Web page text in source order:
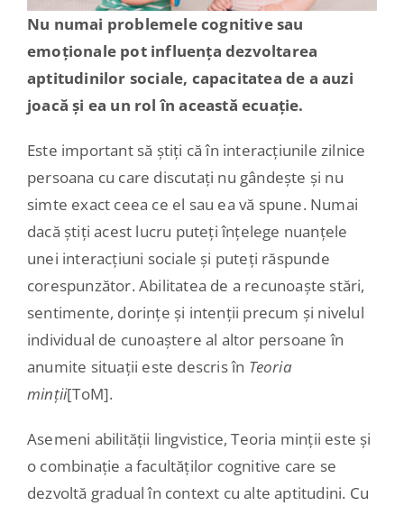
Contact
Nu numai problemele cognitive sau
emoționale pot influența dezvoltarea
aptitudinilor sociale, capacitatea de a auzi
joacă și ea un rol în această ecuație.
Este important să știți că în interacțiunile zilnice
persoana cu care discutați nu gândește și nu
simte exact ceea ce el sau ea vă spune. Numai
dacă știți acest lucru puteți înțelege nuanțele
unei interacțiuni sociale și puteți răspunde
corespunzător. Abilitatea de a recunoaște stări,
sentimente, dorințe și intenții precum și nivelul
individual de cunoaștere al altor persoane în
anumite situații este descris în Teoria
minții[ToM].
Asemeni abilității lingvistice, Teoria minții este și
o combinație a facultăților cognitive care se
dezvoltă gradual în context cu alte aptitudini. Cu